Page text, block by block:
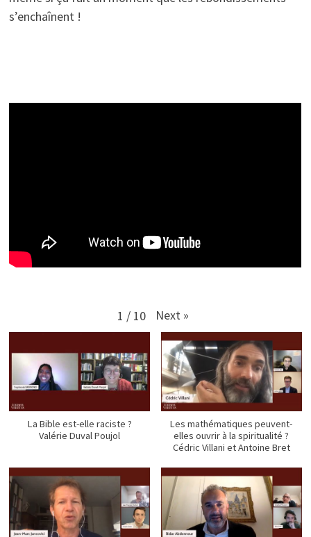
s’enchaînent !
1 / 10 Next »
La Bible est-elle raciste ?
Valérie Duval Poujol
Les mathématiques peuvent-
elles ouvrir à la spiritualité ?
Cédric Villani et Antoine Bret